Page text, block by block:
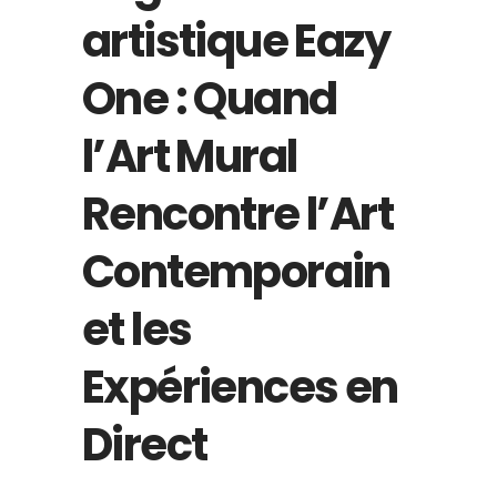
artistique Eazy
One : Quand
l’Art Mural
Rencontre l’Art
Contemporain
et les
Expériences en
Direct